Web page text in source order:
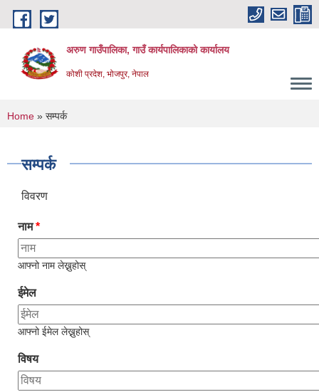
Skip to main content
अरुण गाउँपालिका, गाउँ कार्यपालिकाको कार्यालय
कोशी प्रदेश, भोजपुर, नेपाल
You are here
Home » सम्पर्क
सम्पर्क
विवरण
नाम*
आफ्नो नाम लेख्नुहोस्
ईमेल
आफ्नो ईमेल लेख्नुहोस्
विषय